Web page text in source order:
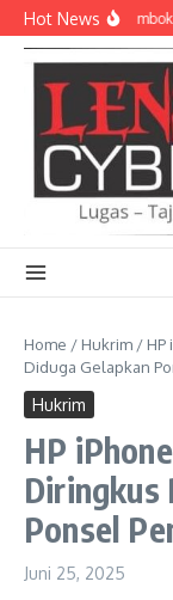
Lewati ke konten
Hot NewsPolres Lombok
Home / Hukrim / HP
Diduga Gelapkan
Hukrim
HP
Diringkus
Ponsel
Juni 25, 2025